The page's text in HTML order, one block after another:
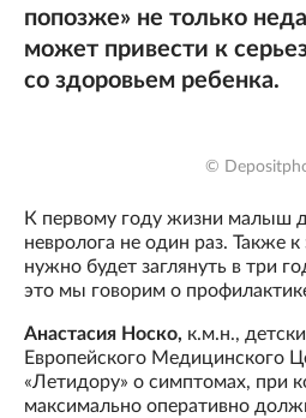
попозже» не только
может привести к
со здоровьем ребенка.
©
К первому году жизни малыш
невролога не один раз. Также
нужно будет заглянуть в три
это мы говорим о
Анастасия Носко, к.м.н.,
Европейского Медицинского
«Летидору» о симптомах, при
максимально оперативно